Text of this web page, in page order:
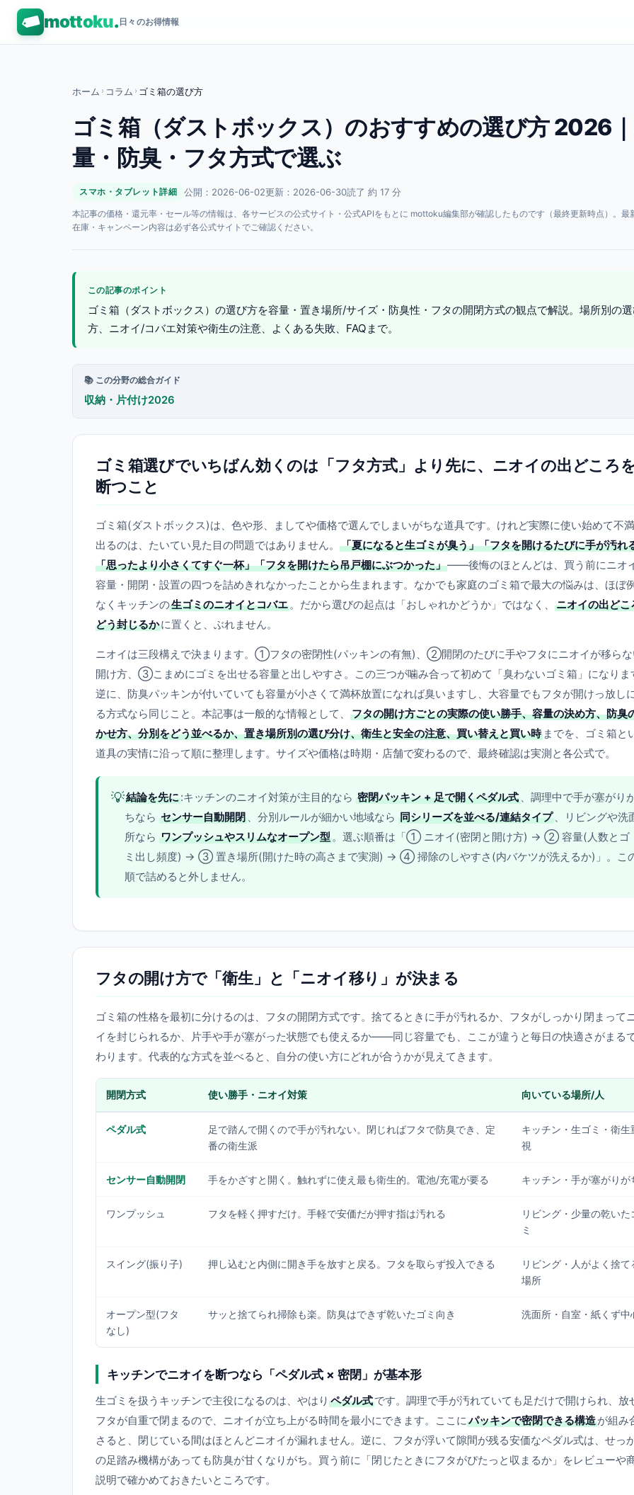
mottoku.日々のお得情報
ホーム › コラム › ゴミ箱の選び方
ゴミ箱（ダストボックス）のおすすめの選び方 2026
量・防臭・フタ方式で選ぶ
スマホ・タブレット詳細 公開：2026-06-02更新：2026-06-30読了 約 17 分
本記事の価格・還元率・セール等の情報は、各サービスの公式サイト・公式APIをもとに mottoku編集部が確認したものです（最終更新時点）。最
在庫・キャンペーン内容は必ず各公式サイトでご確認ください。
この記事のポイント
ゴミ箱（ダストボックス）の選び方を容量・置き場所/サイズ・防臭性・フタの開閉方式の観点で解説。場所別の
方、ニオイ/コバエ対策や衛生の注意、よくある失敗、FAQまで。
📚 この分野の総合ガイド
収納・片付け2026
ゴミ箱選びでいちばん効くのは「フタ方式」より先に、ニオイの出どころ
断つこと
ゴミ箱(ダストボックス)は、色や形、ましてや価格で選んでしまいがちな道具です。けれど実際に使い始めて不
出るのは、たいてい見た目の問題ではありません。
「夏になると生ゴミが臭う」「フタを開けるたびに手が汚れ
「思ったより小さくてすぐ一杯」「フタを開けたら吊戸棚にぶつかった」——後悔のほとんどは、買う前にニオ
容量・開閉・設置の四つを詰めきれなかったことから生まれます。なかでも家庭のゴミ箱で最大の悩みは、ほぼ
なくキッチンの生ゴミのニオイとコバエ。だから選びの起点は「おしゃれかどうか」ではなく、
ニオイの出どこ
どう封じるかに置くと、ぶれません。
ニオイは三段構えで決まります。①フタの密閉性(パッキンの有無)、②開閉のたびに手やフタにニオイが移らな
開け方、③こまめにゴミを出せる容量と出しやすさ。この三つが噛み合って初めて「臭わないゴミ箱」になりま
逆に、防臭パッキンが付いていても容量が小さくて満杯放置になれば臭いますし、大容量でもフタが開けっ放し
る方式なら同じこと。本記事は一般的な情報として、
フタの開け方ごとの実際の使い勝手、容量の決め方、防臭
かせ方、分別をどう並べるか、置き場所別の選び分け、衛生と安全の注意、買い替えと買い時 までを、ゴミ箱と
道具の実情に沿って順に整理します。サイズや価格は時期・店舗で変わるので、最終確認は実測と各公式で。
💡結論を先に:キッチンのニオイ対策が主目的なら 密閉パッキン + 足で開くペダル式 、調理中で手が塞がり
ちなら センサー自動開閉 、分別ルールが細かい地域なら 同シリーズを並べる/連結タイプ 、リビングや洗
所なら ワンプッシュやスリムなオープン型。選ぶ順番は「① ニオイ(密閉と開け方) → ② 容量(人数とゴ
ミ出し頻度) → ③ 置き場所(開けた時の高さまで実測) → ④ 掃除のしやすさ(内バケツが洗えるか)」。こ
順で詰めると外しません。
フタの開け方で「衛生」と「ニオイ移り」が決まる
ゴミ箱の性格を最初に分けるのは、フタの開閉方式です。捨てるときに手が汚れるか、フタがしっかり閉まって
イを封じられるか、片手や手が塞がった状態でも使えるか——同じ容量でも、ここが違うと毎日の快適さがまる
わります。代表的な方式を並べると、自分の使い方にどれが合うかが見えてきます。
開閉方式 使い勝手・ニオイ対策 向いている場所/人
ペダル式
足で踏んで開くので手が汚れない。閉じればフタで防臭でき、定
番の衛生派
キッチン・生ゴミ・衛生
視
センサー自動開閉 手をかざすと開く。触れずに使え最も衛生的。電池/充電が要る キッチン・手が塞がりが
ワンプッシュ フタを軽く押すだけ。手軽で安価だが押す指は汚れる
リビング・少量の乾いた
ミ
スイング(振り子) 押し込むと内側に開き手を放すと戻る。フタを取らず投入できる
リビング・人がよく捨て
場所
オープン型(フタ
なし)
サッと捨てられ掃除も楽。防臭はできず乾いたゴミ向き 洗面所・自室・紙くず中
キッチンでニオイを断つなら「ペダル式 × 密閉」が基本形
生ゴミを扱うキッチンで主役になるのは、やはり ペダル式です。調理で手が汚れていても足だけで開けられ、放
フタが自重で閉まるので、ニオイが立ち上がる時間を最小にできます。ここにパッキンで密閉できる構造が組み
さると、閉じている間はほとんどニオイが漏れません。逆に、フタが浮いて隙間が残る安価なペダル式は、せっ
の足踏み機構があっても防臭が甘くなりがち。買う前に「閉じたときにフタがぴたっと収まるか」をレビューや
説明で確かめておきたいところです。